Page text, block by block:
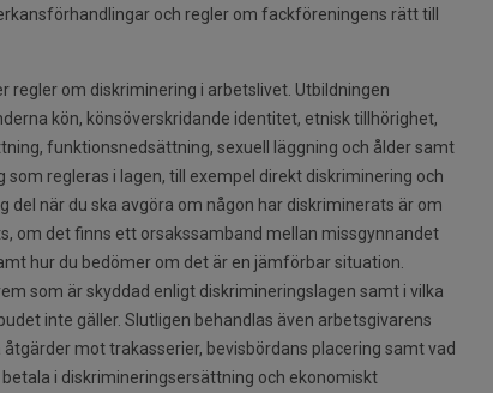
och regler om fackföreningens rätt till
regler om diskriminering i arbetslivet. Utbildningen
kön, könsöverskridande identitet, etnisk tillhörighet,
funktionsnedsättning, sexuell läggning och ålder samt
som regleras i lagen, till exempel direkt diskriminering och
del när du ska avgöra om någon har diskriminerats är om
om det finns ett orsakssamband mellan missgynnandet
hur du bedömer om det är en jämförbar situation.
som är skyddad enligt diskrimineringslagen samt i vilka
inte gäller. Slutligen behandlas även arbetsgivarens
mot trakasserier, bevisbördans placering samt vad
i diskrimineringsersättning och ekonomiskt